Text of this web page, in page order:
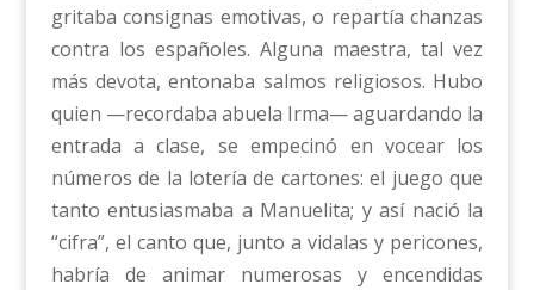
gritaba consignas emotivas, o repartía chanzas
contra los españoles. Alguna maestra, tal vez
más devota, entonaba salmos religiosos. Hubo
quien —recordaba abuela Irma— aguardando la
entrada a clase, se empecinó en vocear los
números de la lotería de cartones: el juego que
tanto entusiasmaba a Manuelita; y así nació la
“cifra”, el canto que, junto a vidalas y pericones,
habría de animar numerosas y encendidas